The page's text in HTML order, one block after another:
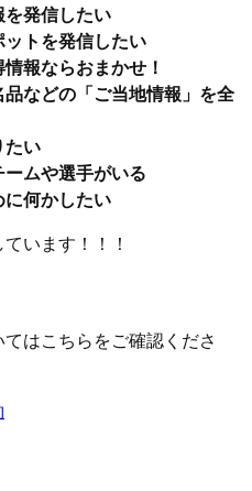
を発信したい
ットを発信したい
報ならおまかせ！
などの「ご当地情報」を全
たい
ームや選手がいる
に何かしたい
います！！！
はこちらをご確認くださ